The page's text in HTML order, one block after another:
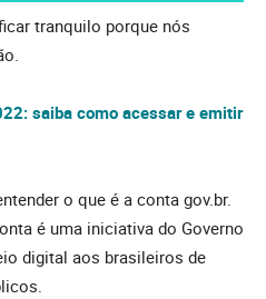
tranquilo porque nós
saiba como acessar e emitir
o que é a conta gov.br.
é uma iniciativa do Governo
digital aos brasileiros de